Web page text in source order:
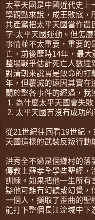
太平天國是中國近代史上
學觀點來說，成王敗寇，
共產黨把太平天國當作農
字-太平天國運動。但怎
事情並不太重要，重要的
亡，前後歷時14年，最大
整場戰爭估計死亡人數達
對清朝來說實是致命的打
年，但覆滅的遠因其實在
關於整各事件的經過，我
1. 為什麼太平天國會失敗
2. 太平天國有沒有成功的
從21世紀往回看19世紀
天國這樣的武裝反叛行動
洪秀全不過是個鄉村的落
傳教士羅孝全學些聖經，
訓練。如果把他一生所有
疑他可能有幻聽或幻覺，
一個人，擷取了歪曲的聖
能打下整個長江流域中下